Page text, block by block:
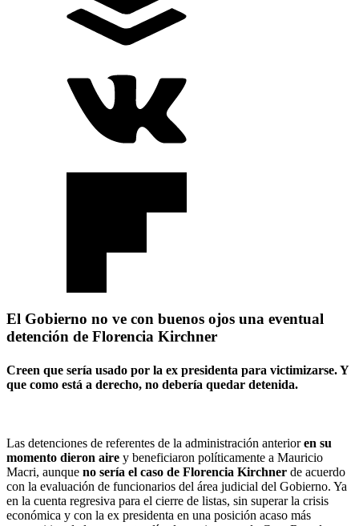
El Gobierno no ve con buenos ojos una eventual
detención de Florencia Kirchner
Creen que sería usado por la ex presidenta para victimizarse. Y
que como está a derecho, no debería quedar detenida.
Las detenciones de referentes de la administración anterioren su
momento dieron aire y beneficiaron políticamente a Mauricio
Macri, aunque no sería el caso de Florencia Kirchner de acuerdo
con la evaluación de funcionarios del área judicial del Gobierno. Ya
en la cuenta regresiva para el cierre de listas, sin superar la crisis
económica y con la ex presidenta en una posición acaso más